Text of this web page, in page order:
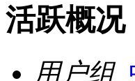
活跃概况
用户组